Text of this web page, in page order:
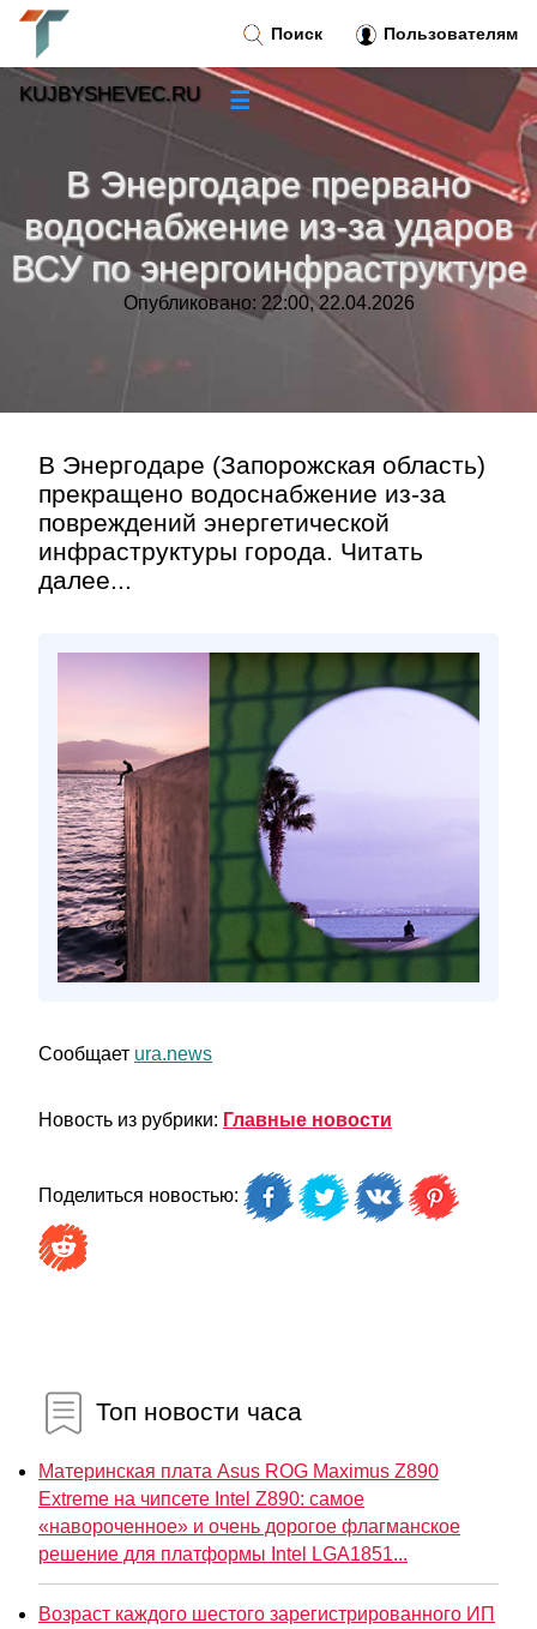
В Энергодаре прервано
водоснабжение из-за ударов
ВСУ по энергоинфраструктуре
Опубликовано: 22:00, 22.04.2026
В Энергодаре (Запорожская область)
прекращено водоснабжение из-за
повреждений энергетической
инфраструктуры города. Читать
далее...
Сообщает ura.news
Новость из рубрики: Главные новости
Поделиться новостью:
Топ новости часа
Материнская плата Asus ROG Maximus Z890
Extreme на чипсете Intel Z890: самое
«навороченное» и очень дорогое флагманское
решение для платформы Intel LGA1851...
Возраст каждого шестого зарегистрированного ИП
Поиск Пользователям
KUJBYSHEVEC.RU ☰
Новости»
Тренды новостей»
Рубрики»
Контакт»